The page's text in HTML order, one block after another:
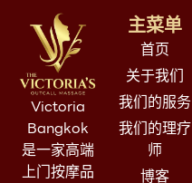
Victoria
Bangkok
是一家高端
上门按摩品
主菜单
首页
关于我们
我们的服务
我们的理疗
师
博客